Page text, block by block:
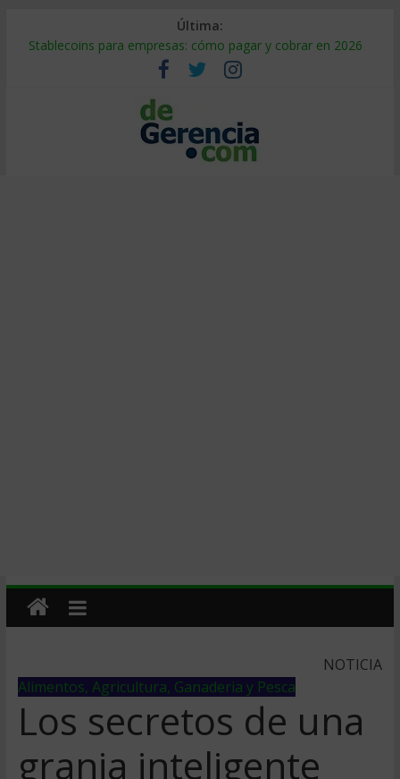
Última:
Stablecoins para empresas: cómo pagar y cobrar en 2026
Despido silencioso: qué es y por qué sale tan caro
IA en selección de personal: cómo auditarla a tiempo
Trabajo forzoso en la cadena de suministro: qué hacer
Mercado hispano de EE. UU.: cómo segmentarlo y venderle
NOTICIA
Alimentos, Agricultura, Ganaderia y Pesca
Los secretos de una
granja inteligente